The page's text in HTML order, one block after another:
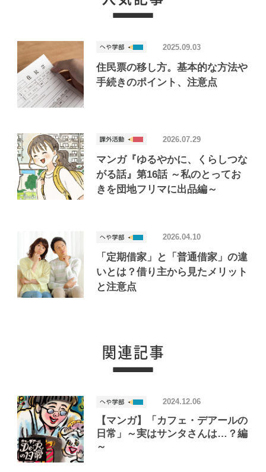
住民票の移し方。基本的な方法や
手続きのポイント、注意点
2025.09.03
マンガ『ゆるやかに、くらしつな
がる話』第16話 ～私のとってお
きを団地フリマに出品編～
2026.07.29
「定期借家」と「普通借家」の違
いとは？借り主から見たメリット
と注意点
2026.04.10
【マンガ】「カフェ・デアールの
日常」～実はサンタさんは…？編
～
2024.12.06